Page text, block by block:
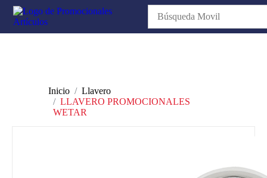
Inicio
Llavero
LLAVERO PROMOCIONALES
WETAR